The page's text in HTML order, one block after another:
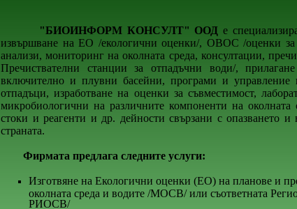
"БИОИНФОРМ КОНСУЛТ" ООДе
извършване на ЕО /екологични оценки/, ОВОС /оценки за
анализи, мониторинг на околната среда, консултации,
Пречиствателни станции за отпадъчни води/,
включително и плувни басейни, програми и управление
отпадъци, изработване на оценки за съвместимост,
микробиологични на различните компоненти на
стоки и реагенти и др. дейности свързани с опазването и
страната.
Фирмата предлага следните услуги:
Изготвяне на Екологични оценки (ЕО) на планове и
околната среда и водите /МОСВ/ или съответната
РИОСВ/